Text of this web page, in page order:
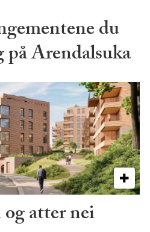
du
på Arendalsuka
atter nei